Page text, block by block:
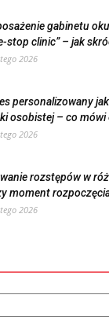
gabinetu
stop clinic” – jak
2026
personalizowany
osobistej – co mówi
2026
rozstępów w
moment
2026